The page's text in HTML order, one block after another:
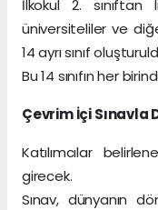
İlkokul 2.
üniversiteliler ve
14 ayrı sınıf
Bu 14 sınıfın her
Çevrim İçi Sınavla
Katılımcılar
girecek.
Sınav, dünyanın